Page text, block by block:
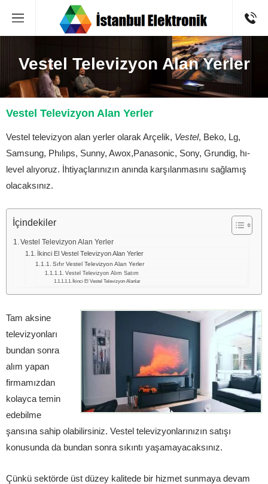
Vestel Televizyon Alan Yerler
Vestel Televizyon Alan Yerler
Vestel televizyon alan yerler olarak Arçelik, Vestel, Beko, Lg,
Samsung, Phılıps, Sunny, Awox,Panasonic, Sony, Grundig, hı-
level alıyoruz. İhtiyaçlarınızın anında karşılanmasını sağlamış
olacaksınız.
İçindekiler
Vestel Televizyon Alan Yerler
İkinci El Vestel Televizyon Alan Yerler
Sıfır Vestel Televizyon Alan Yerler
Vestel Televizyon Alım Satım
İkinci El Vestel Televizyon Alanlar
Tam aksine
televizyonları
bundan sonra
alım yapan
firmamızdan
kolayca temin
edebilme
şansına sahip olabilirsiniz. Vestel televizyonlarınızın satışı
konusunda da bundan sonra sıkıntı yaşamayacaksınız.
Çünkü sektörde üst düzey kalitede bir hizmet sunmaya devam